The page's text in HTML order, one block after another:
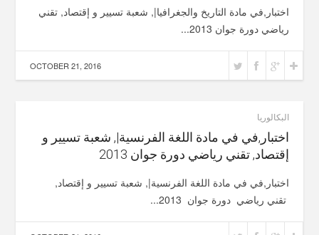
اختبار,في مادة التاريخ والجغرافيا|, شعبة تسيير و إقتصاد, تقني
رياضي دورة جوان 2013...
OCTOBER 21, 2016
البكالوريا
اختبار,في في مادة اللغة الفرنسية|, شعبة تسيير و
إقتصاد, تقني رياضي دورة جوان 2013
اختبار,في في مادة اللغة الفرنسية|, شعبة تسيير و إقتصاد,
تقني رياضي دورة جوان 2013...